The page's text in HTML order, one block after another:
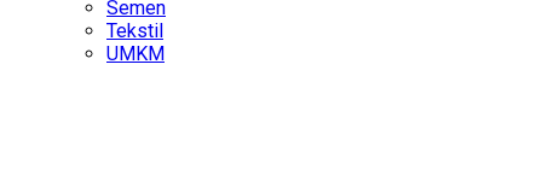
Semen
Tekstil
UMKM